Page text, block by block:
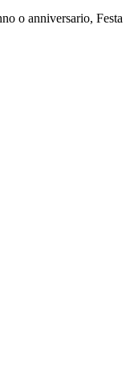
o anniversario, Festa